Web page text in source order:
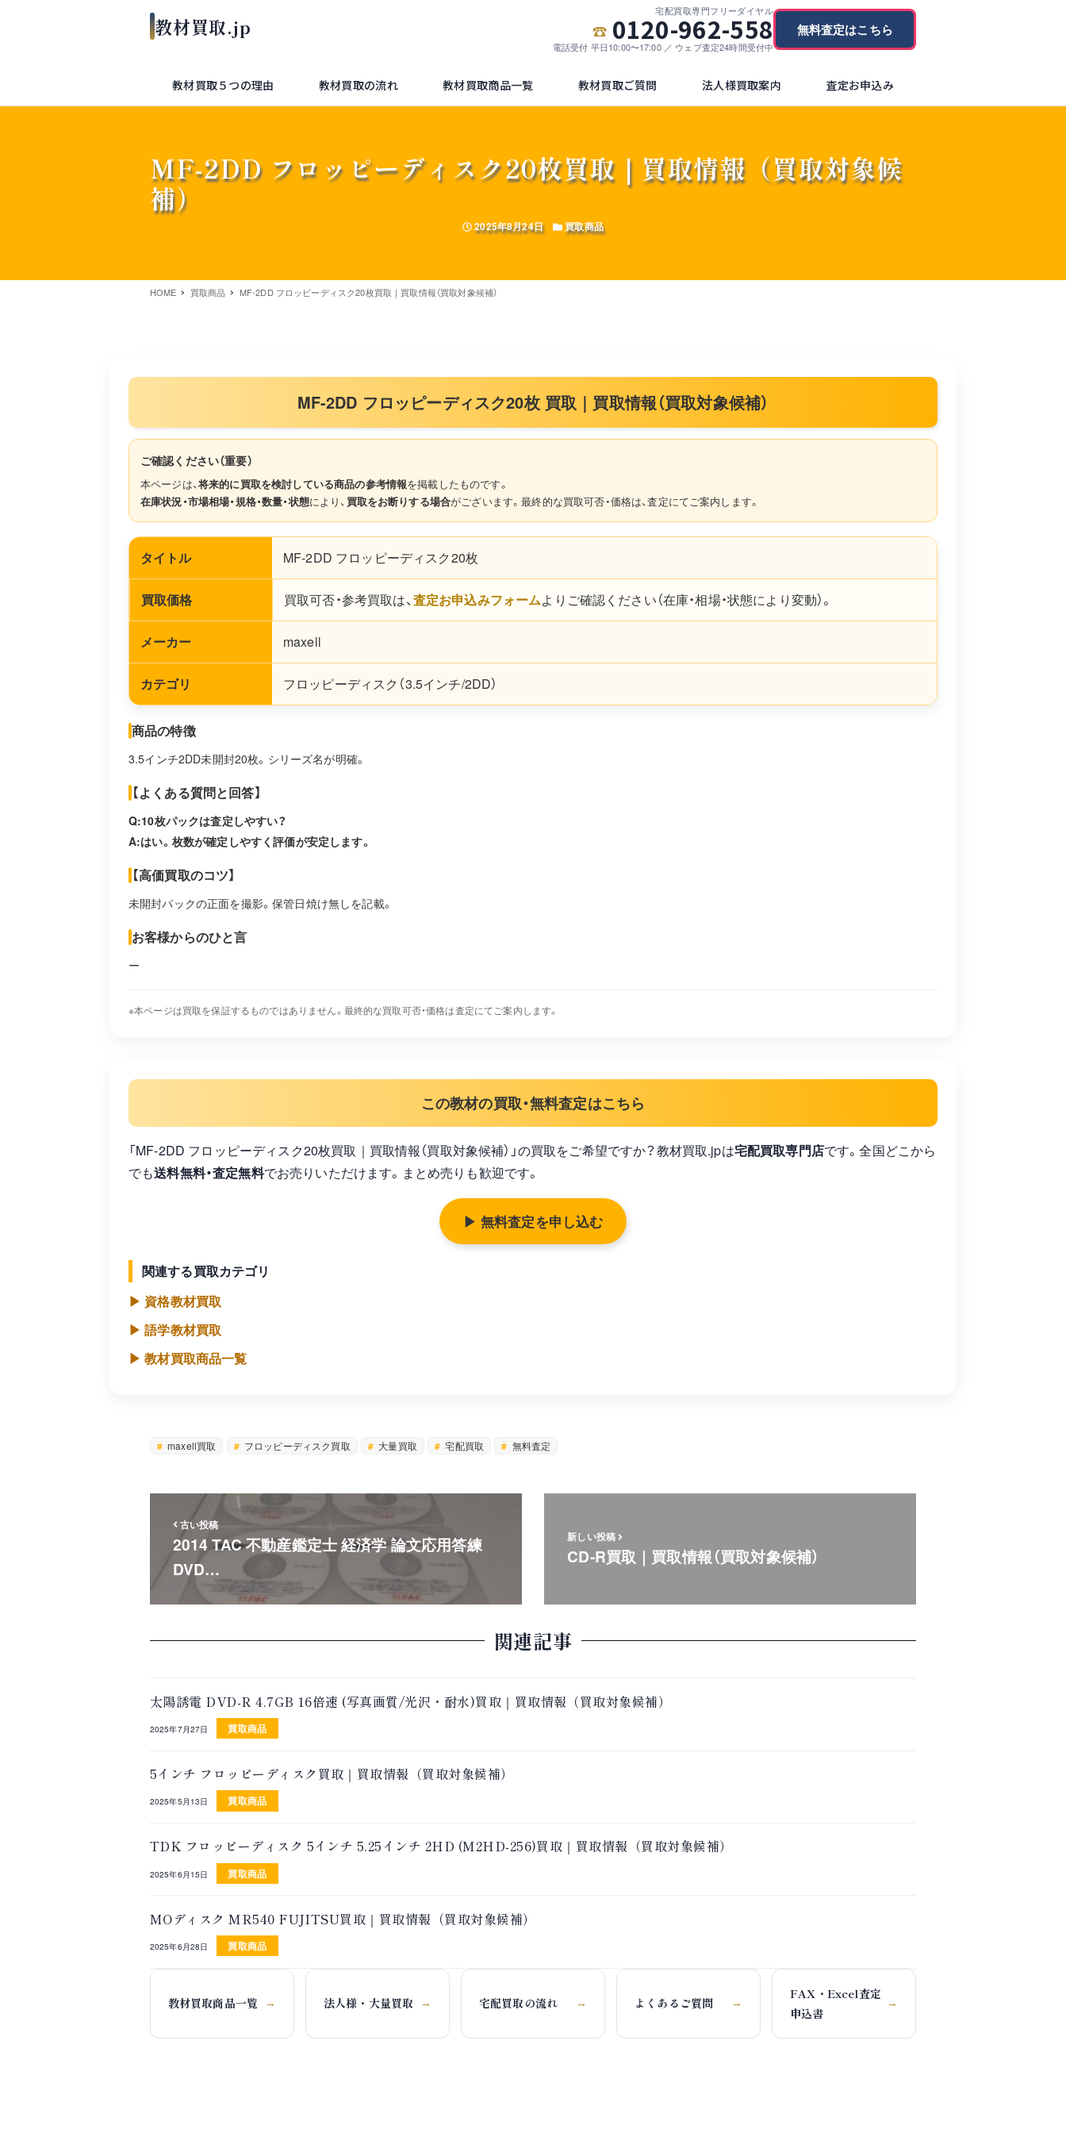
宅配買取専門フリーダイヤル
0120-962-558
電話受付 平日10:00〜17:00 ／ ウェブ査定24時間受付中
無料査定はこちら
教材買取５つの理由 教材買取の流れ 教材買取商品一覧 教材買取ご質問 法人様買取案内 査定お申込み
MF-2DD フロッピーディスク20枚買取｜買取情報（買取対象候
補）
投稿日
2025年8月24日 カテゴリー
買取商品
HOME 買取商品 MF-2DD フロッピーディスク20枚買取｜買取情報（買取対象候補）
MF-2DD フロッピーディスク20枚 買取｜買取情報（買取対象候補）
ご確認ください（重要）
本ページは、将来的に買取を検討している商品の参考情報を掲載したものです。
在庫状況・市場相場・規格・数量・状態により、 買取をお断りする場合がございます。最終的な買取可否・価格は、査定にてご案内します。
タイトル MF-2DD フロッピーディスク20枚
買取価格 買取可否・参考買取は、査定お申込みフォームよりご確認ください（在庫・相場・状態により変動）。
メーカー maxell
カテゴリ フロッピーディスク（3.5インチ/2DD）
商品の特徴
3.5インチ2DD未開封20枚。シリーズ名が明確。
【よくある質問と回答】
Q:10枚パックは査定しやすい？
A:はい。枚数が確定しやすく評価が安定します。
【高価買取のコツ】
未開封パックの正面を撮影。保管日焼け無しを記載。
お客様からのひと言
ー
※本ページは買取を保証するものではありません。最終的な買取可否・価格は査定にてご案内します。
この教材の買取・無料査定はこちら
「MF-2DD フロッピーディスク20枚買取｜買取情報（買取対象候補）」の買取をご希望ですか？教材買取.jpは宅配買取専門店です。全国どこから
でも送料無料・査定無料でお売りいただけます。まとめ売りも歓迎です。
▶ 無料査定を申し込む
関連する買取カテゴリ
▶ 資格教材買取
▶ 語学教材買取
▶ 教材買取商品一覧
maxell買取 フロッピーディスク買取 大量買取 宅配買取 無料査定
古い投稿
2014 TAC 不動産鑑定士 経済学 論文応用答練
DVD…
新しい投稿
CD-R買取｜買取情報（買取対象候補）
関連記事
太陽誘電 DVD-R 4.7GB 16倍速 (写真画質/光沢・耐水)買取｜買取情報（買取対象候補）
2025年7月27日 買取商品
5インチ フロッピーディスク買取｜買取情報（買取対象候補）
2025年5月13日 買取商品
TDK フロッピーディスク 5インチ 5.25インチ 2HD (M2HD-256)買取｜買取情報（買取対象候補）
2025年6月15日 買取商品
MOディスク MR540 FUJITSU買取｜買取情報（買取対象候補）
2025年6月28日 買取商品
教材買取商品一覧 → 法人様・大量買取 → 宅配買取の流れ → よくあるご質問 →
FAX・Excel査定
申込書
→